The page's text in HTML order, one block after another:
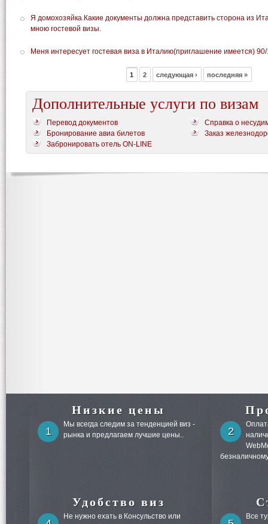
Я домохозяйка.Какие документы должна представить сторона из
мною гостевой визы.
Меня интересует гостевая виза в Италию(приглашение имеется)
1 2 следующая › последняя »
Дополнительные услуги по визам
Перевод документов
Справка о
Бронирование авиа билетов
Заказ
Забронировать отель ON-LINE
Низкие цены
1
Мы всегда следим за тенденцией виз -
рынка и предлагаем лучшие цены..
2
Удобство виз
Не нужно ехать в Консульство или
Все